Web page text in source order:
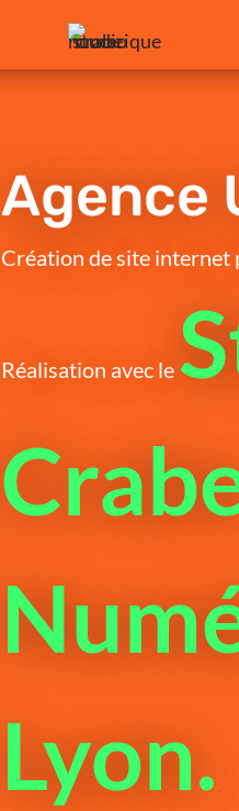
Agence
Création de site internet
Réalisation avec le
Lyon.